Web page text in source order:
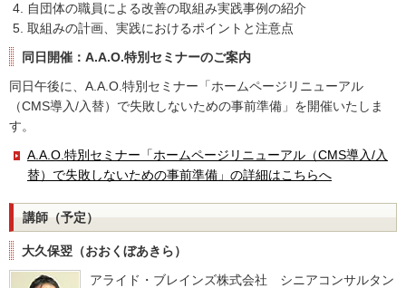
自団体の職員による改善の取組み実践事例の紹介
取組みの計画、実践におけるポイントと注意点
同日開催：A.A.O.特別セミナーのご案内
同日午後に、A.A.O.特別セミナー「ホームページリニューアル
（CMS導入/入替）で失敗しないための事前準備」を開催いたしま
す。
A.A.O.特別セミナー「ホームページリニューアル（CMS導入/入
替）で失敗しないための事前準備」の詳細はこちらへ
講師（予定）
大久保翌（おおくぼあきら）
アライド・ブレインズ株式会社 シニアコンサルタン